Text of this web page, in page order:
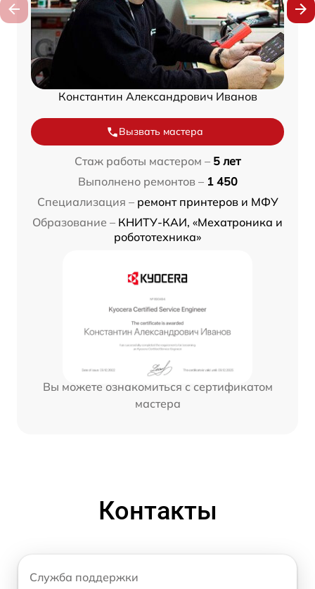
Константин Александрович Иванов
Вызвать мастера
Стаж работы мастером – 5 лет
Выполнено ремонтов – 1 450
Специализация – ремонт принтеров и МФУ
Образование – КНИТУ-КАИ, «Мехатроника и
робототехника»
Вы можете ознакомиться с сертификатом
мастера
Контакты
Служба поддержки